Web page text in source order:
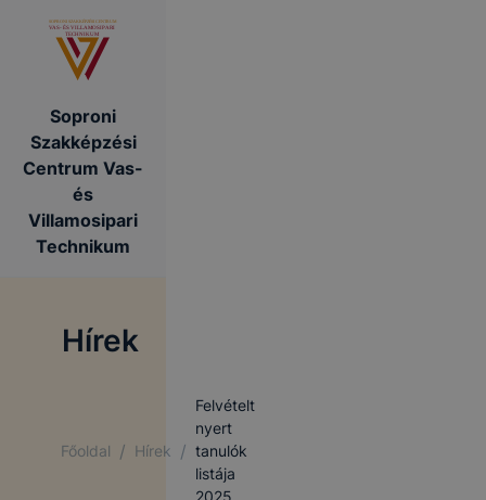
Soproni
Szakképzési
Centrum Vas-
és
Villamosipari
Technikum
Hírek
Főoldal / Hírek /
Felvételt
nyert
tanulók
listája
2025